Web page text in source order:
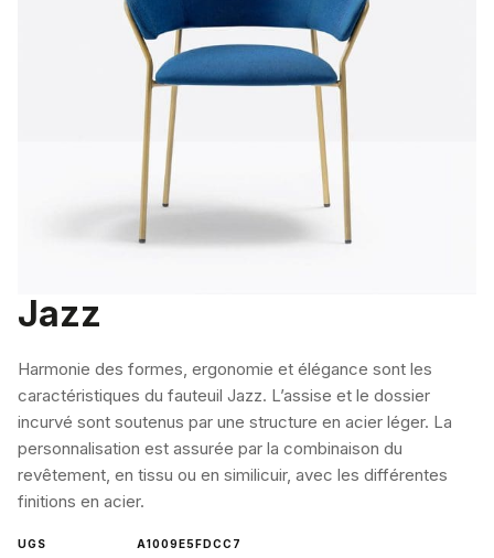
Jazz
Harmonie des formes, ergonomie et élégance sont les
caractéristiques du fauteuil Jazz. L’assise et le dossier
incurvé sont soutenus par une structure en acier léger. La
personnalisation est assurée par la combinaison du
revêtement, en tissu ou en similicuir, avec les différentes
finitions en acier.
UGS
A1009E5FDCC7